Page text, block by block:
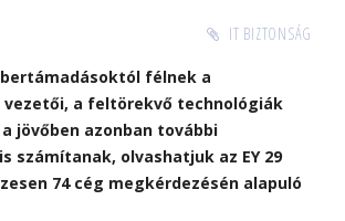
IT BIZTONSÁG
félnek a
a feltörekvő technológiák
jövőben azonban további
számítanak, olvashatjuk az EY 29
74 cég megkérdezésén alapuló